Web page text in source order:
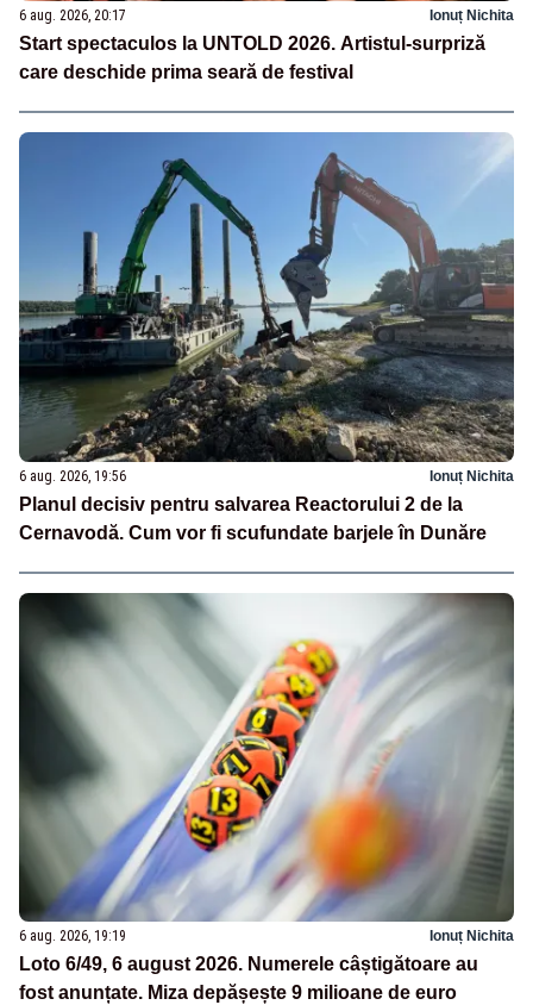
6 aug. 2026, 20:17 Ionuț Nichita
Start spectaculos la UNTOLD 2026. Artistul-surpriză
care deschide prima seară de festival
6 aug. 2026, 19:56 Ionuț Nichita
Planul decisiv pentru salvarea Reactorului 2 de la
Cernavodă. Cum vor fi scufundate barjele în Dunăre
6 aug. 2026, 19:19 Ionuț Nichita
Loto 6/49, 6 august 2026. Numerele câștigătoare au
fost anunțate. Miza depășește 9 milioane de euro